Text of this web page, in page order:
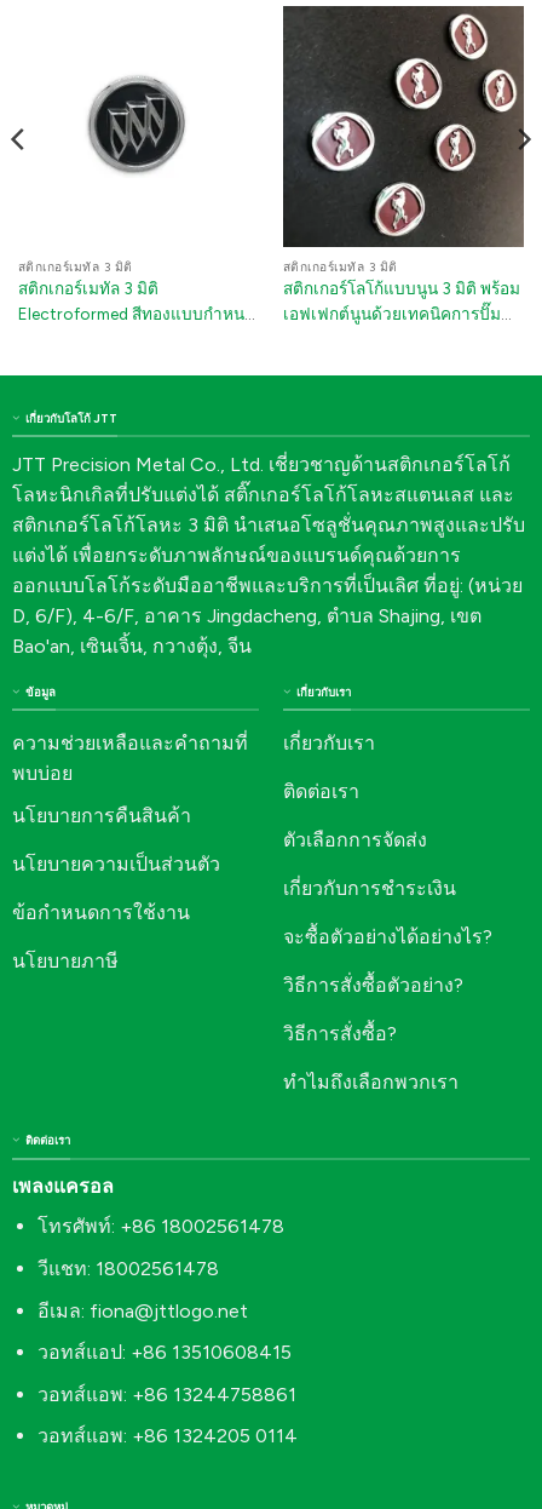
สติกเกอร์เมทัล 3 มิติ
สติกเกอร์เมทัล 3 มิติ
Electroformed สีทองแบบกำหนด
สติกเกอร์เมทัล 3 มิติ
สติกเกอร์โลโก้แบบนูน 3 มิติ พร้อม
เอฟเฟกต์นูนด้วยเทคนิคการปั๊ม
เกี่ยวกับโลโก้ JTT
JTT Precision Metal Co., Ltd. เชี่ยวชาญด้านสติกเกอร์โลโก้
โลหะนิกเกิลที่ปรับแต่งได้ สติ๊กเกอร์โลโก้โลหะสแตนเลส และ
สติกเกอร์โลโก้โลหะ 3 มิติ นำเสนอโซลูชั่นคุณภาพสูงและปรับ
แต่งได้ เพื่อยกระดับภาพลักษณ์ของแบรนด์คุณด้วยการ
ออกแบบโลโก้ระดับมืออาชีพและบริการที่เป็นเลิศ ที่อยู่: (หน่วย
D, 6/F), 4-6/F, อาคาร Jingdacheng, ตำบล Shajing, เขต
Bao'an, เซินเจิ้น, กวางตุ้ง, จีน
ข้อมูล
ความช่วยเหลือและคำถามที่
พบบ่อย
นโยบายการคืนสินค้า
นโยบายความเป็นส่วนตัว
ข้อกำหนดการใช้งาน
นโยบายภาษี
เกี่ยวกับเรา
เกี่ยวกับเรา
ติดต่อเรา
ตัวเลือกการจัดส่ง
เกี่ยวกับการชำระเงิน
จะซื้อตัวอย่างได้อย่างไร?
วิธีการสั่งซื้อตัวอย่าง?
วิธีการสั่งซื้อ?
ทำไมถึงเลือกพวกเรา
ติดต่อเรา
เพลงแครอล
โทรศัพท์: +86 18002561478
วีแชท: 18002561478
อีเมล: fiona@jttlogo.net
วอทส์แอป: +86 13510608415
วอทส์แอพ: +86 13244758861
วอทส์แอพ: +86 1324205 0114